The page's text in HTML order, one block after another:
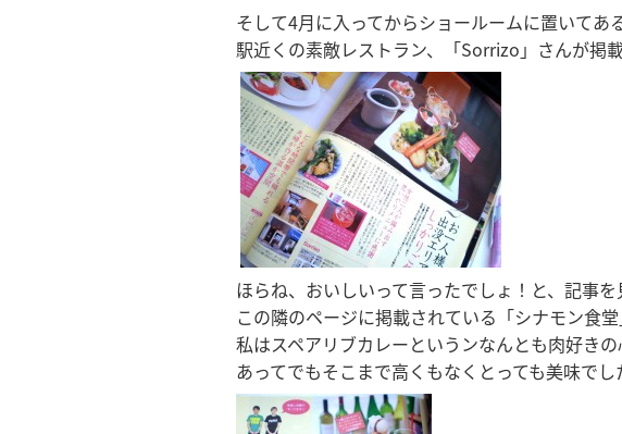
そして4月に入ってからショールームに置いて
駅近くの素敵レストラン、「Sorrizo」さんが掲
ほらね、おいしいって言ったでしょ！と、記事
この隣のページに掲載されている「シナモン食
私はスペアリブカレーというンなんとも肉好き
あってでもそこまで高くもなくとっても美味でし